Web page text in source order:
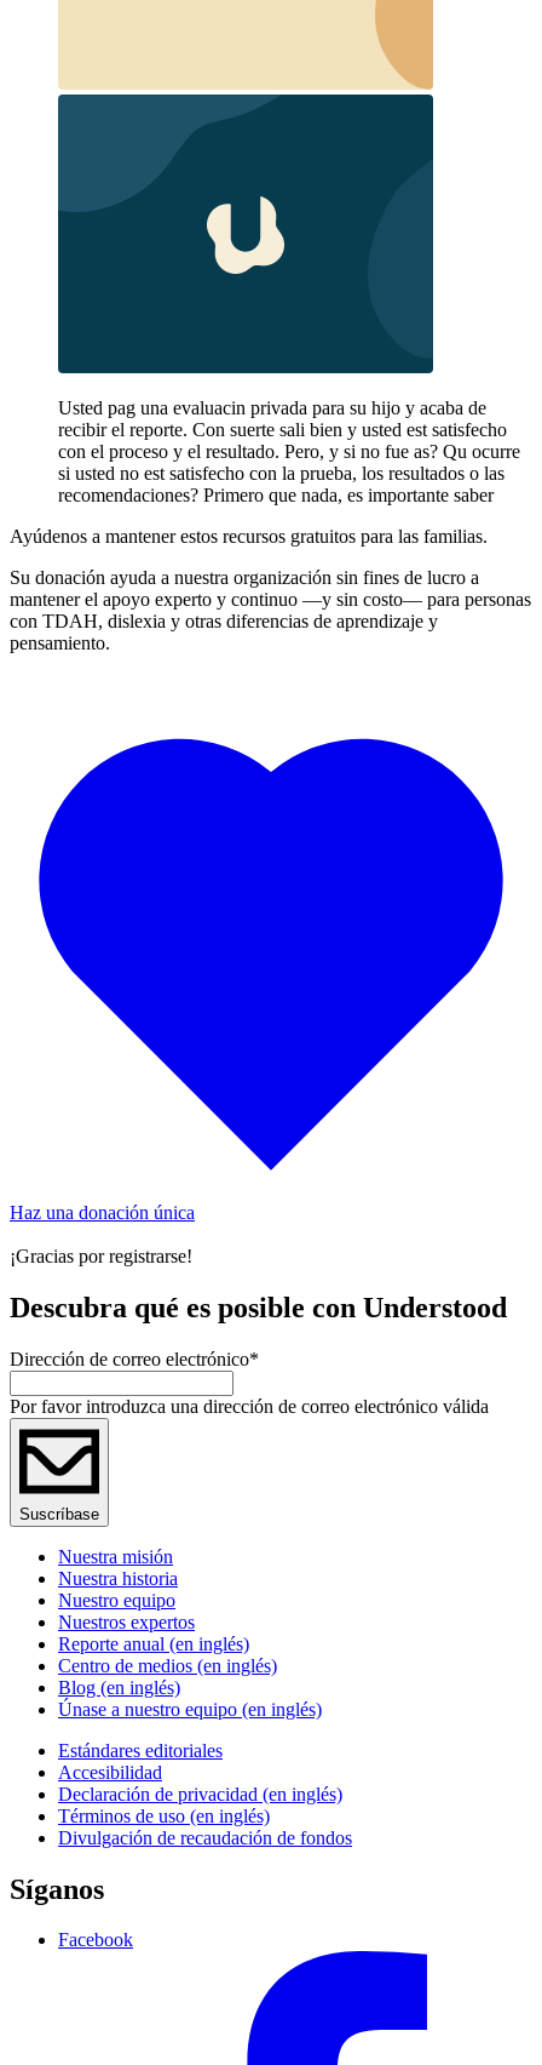
Usted pag una evaluacin privada para su hijo y acaba de
recibir el reporte. Con suerte sali bien y usted est satisfecho
con el proceso y el resultado. Pero, y si no fue as? Qu ocurre
si usted no est satisfecho con la prueba, los resultados o las
recomendaciones? Primero que nada, es importante saber
Ayúdenos a mantener estos recursos gratuitos para las familias.
Su donación ayuda a nuestra organización sin fines de lucro a
mantener el apoyo experto y continuo —y sin costo— para personas
con TDAH, dislexia y otras diferencias de aprendizaje y
pensamiento.
Haz una donación única
¡Gracias por registrarse!
Descubra qué es posible con Understood
Dirección de correo electrónico*
Por favor introduzca una dirección de correo electrónico válida
Suscríbase
Nuestra misión
Nuestra historia
Nuestro equipo
Nuestros expertos
Reporte anual (en inglés)
Centro de medios (en inglés)
Blog (en inglés)
Únase a nuestro equipo (en inglés)
Estándares editoriales
Accesibilidad
Declaración de privacidad (en inglés)
Términos de uso (en inglés)
Divulgación de recaudación de fondos
Síganos
Facebook